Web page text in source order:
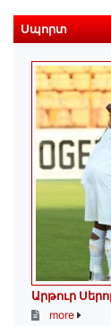
Սպորտ
Արթուր
more